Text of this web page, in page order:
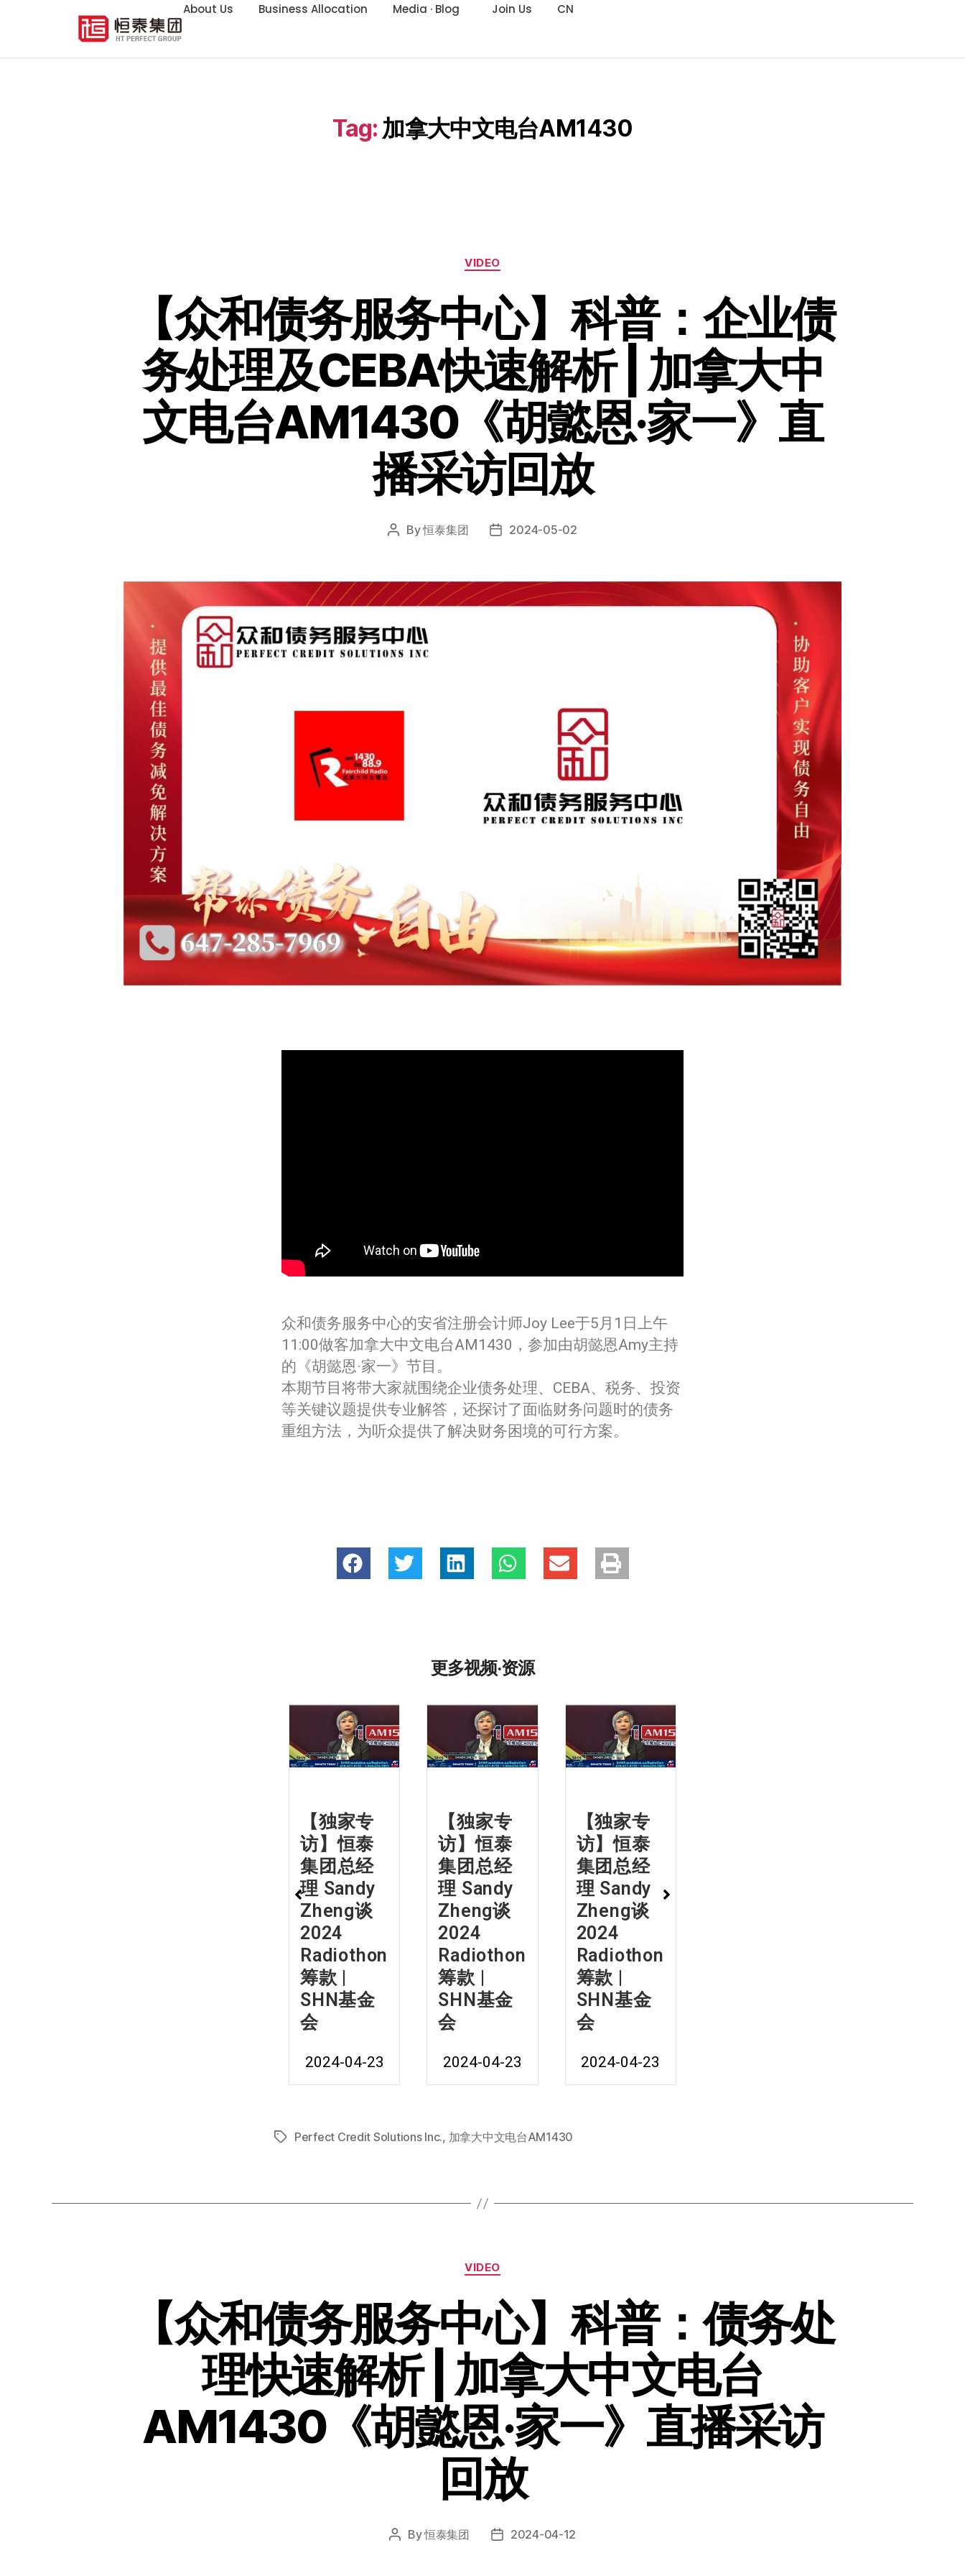
About Us Business Allocation Media · Blog Join Us CN
Tag: 加拿大中文电台AM1430
VIDEO
【众和债务服务中心】科普：企业债
务处理及CEBA快速解析 | 加拿大中
文电台AM1430《胡懿恩·家一》直
播采访回放
By恒泰集团 2024-05-02
众和债务服务中心的安省注册会计师Joy Lee于5月1日上午
11:00做客加拿大中文电台AM1430，参加由胡懿恩Amy主持
的《胡懿恩·家一》节目。
本期节目将带大家就围绕企业债务处理、CEBA、税务、投资
等关键议题提供专业解答，还探讨了面临财务问题时的债务
重组方法，为听众提供了解决财务困境的可行方案。
更多视频·资源
【独家专
访】恒泰
集团总经
理 Sandy
Zheng谈
2024
Radiothon
筹款 |
SHN基金
会
2024-04-23
【独家专
访】恒泰
集团总经
理 Sandy
Zheng谈
2024
Radiothon
筹款 |
SHN基金
会
2024-04-23
【独家专
访】恒泰
集团总经
理 Sandy
Zheng谈
2024
Radiothon
筹款 |
SHN基金
会
2024-04-23
Perfect Credit Solutions Inc., 加拿大中文电台AM1430
VIDEO
【众和债务服务中心】科普：债务处
理快速解析 | 加拿大中文电台
AM1430《胡懿恩·家一》直播采访
回放
By恒泰集团 2024-04-12